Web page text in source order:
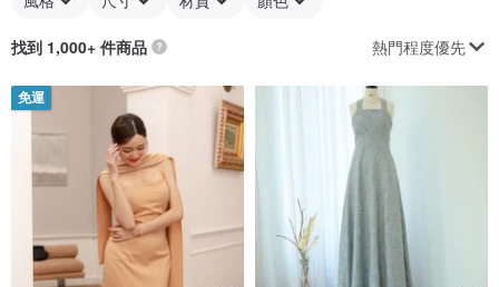
找到 1,000+ 件商品 熱門程度優先
免運